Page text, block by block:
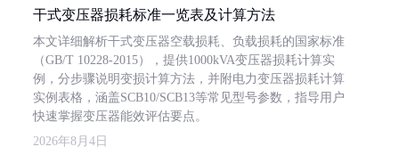
干式变压器损耗标准一览表及计算方法
本文详细解析干式变压器空载损耗、负载损耗的国家标准
（GB/T 10228-2015），提供1000kVA变压器损耗计算实
例，分步骤说明变损计算方法，并附电力变压器损耗计算
实例表格，涵盖SCB10/SCB13等常见型号参数，指导用户
快速掌握变压器能效评估要点。
2026年8月4日